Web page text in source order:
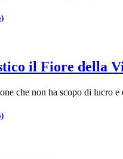
il Fiore della
che non ha scopo di lucro